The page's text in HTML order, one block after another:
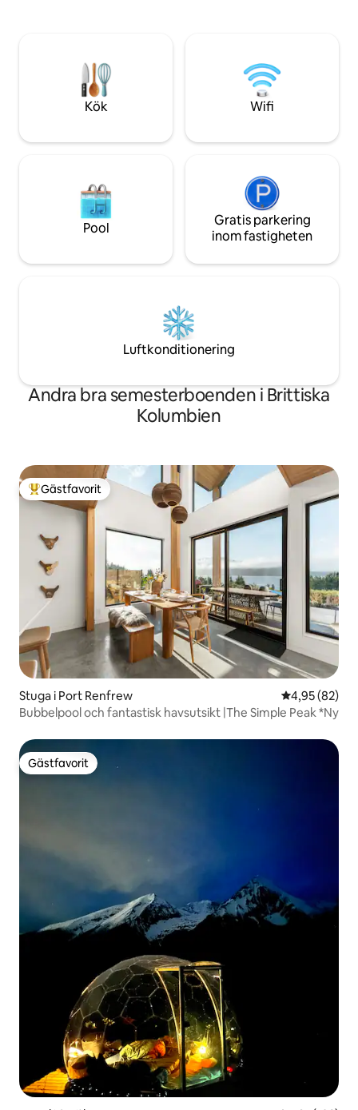
hyr båda stugorna tillåter vi husbilar/tält
med ditt parti mot en liten avgift.
promenad uppför
rekommenderar
fordon. Inte
BL#00000770
Kök Wifi
Pool
Gratis parkering
inom fastigheten
Luftkonditionering
Andra bra semesterboenden i Brittiska
Kolumbien
Populär gästfavorit
Gästfavorit
Stuga i Port Renfrew 4,95 av 5 i
4,95 (82)
Bubbelpool och fantastisk havsutsikt |The Simple Peak *Ny
Gästfavorit
Gästfavorit